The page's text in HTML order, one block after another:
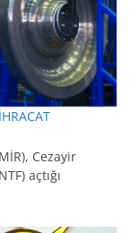
Cezayir
açtığı